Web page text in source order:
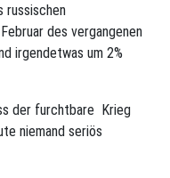
russischen
des vergangenen
irgendetwas um 2%
der furchtbare Krieg
niemand seriös